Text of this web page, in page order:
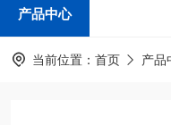
产品中心
当前位置： 首页 产品